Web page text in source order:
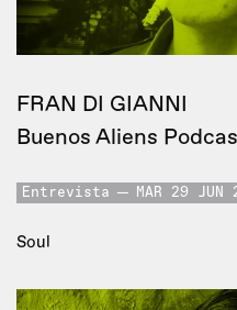
FRAN DI GIANNI
Buenos Aliens
Entrevista MAR 29 JUN
Soul